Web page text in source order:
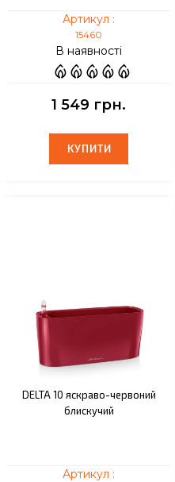
Артикул :
15460
В наявності
1 549 грн.
КУПИТИ
КУПИТИ
DELTA 10 яскраво-червоний
блискучий
Артикул :